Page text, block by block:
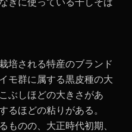
培される特産のブランド
モ群に属する黒皮種の大
ぶしほどの大きさがあ
るほどの粘りがある。
ものの、大正時代初期、